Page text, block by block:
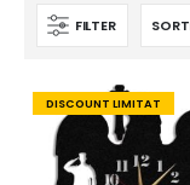
FILTER
DISCOUNT LIMITAT